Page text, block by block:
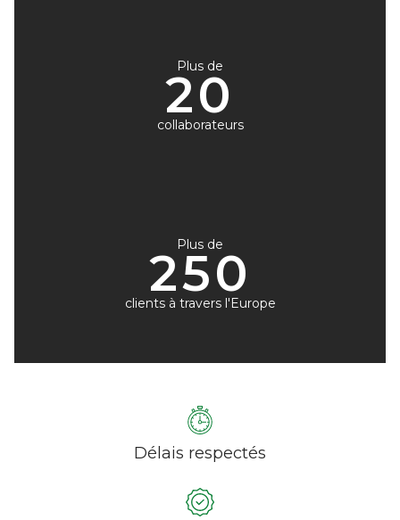
Plus de
20
collaborateurs
Plus de
250
clients à travers l'Europe
Délais respectés